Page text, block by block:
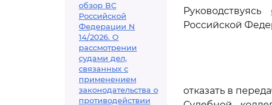
обзор ВС
Российской
Федерации N
14/2026. О
рассмотрении
судами дел,
связанных с
применением
законодательства о
противодействии
Руководствуясь
Российской
отказать в